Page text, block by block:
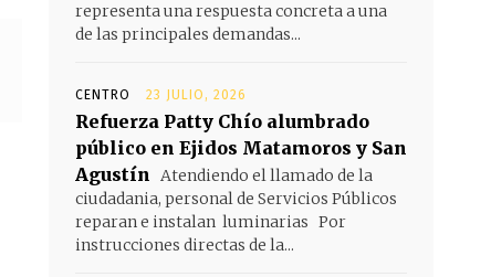
representa una respuesta concreta a una
de las principales demandas...
CENTRO 23 JULIO, 2026
Refuerza Patty Chío alumbrado
público en Ejidos Matamoros y San
Agustín Atendiendo el llamado de la
ciudadania, personal de Servicios Públicos
reparan e instalan luminarias Por
instrucciones directas de la...